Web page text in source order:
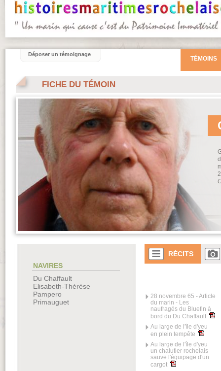
FICHE DU TÉMOIN
NAVIRES
Du Chaffault
Elisabeth-Thérèse
Pampero
Primauguet
RÉCITS
28 novembre 65 - Article
du marin - Les
naufragés du Bluefin à
bord du Du Chaffault
Au large de l'île d'yeu
en plein tempête
Au large de l'île d'yeu
un chalutier rochelais
sauve l'équipage d'un
cargot
TÉMOINS
Déposer un témoignage